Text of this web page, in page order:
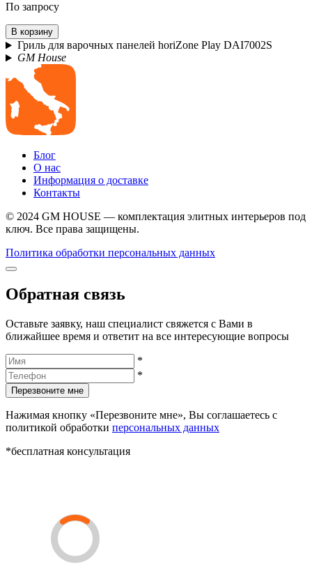
По запросу
В корзину
Гриль для варочных панелей horiZone Play DAI7002S
GM House
Блог
О нас
Информация о доставке
Контакты
© 2024 GM HOUSE — комплектация элитных интерьеров под
ключ. Все права защищены.
Политика обработки персональных данных
Обратная связь
Оставьте заявку, наш специалист свяжется с Вами в
ближайшее время и ответит на все интересующие вопросы
*
*
Перезвоните мне
Нажимая кнопку «Перезвоните мне», Вы соглашаетесь с
политикой обработки персональных данных
*бесплатная консультация